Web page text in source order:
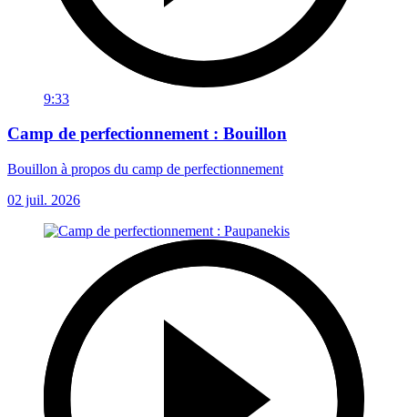
9:33
Camp de perfectionnement : Bouillon
Bouillon à propos du camp de perfectionnement
02 juil. 2026